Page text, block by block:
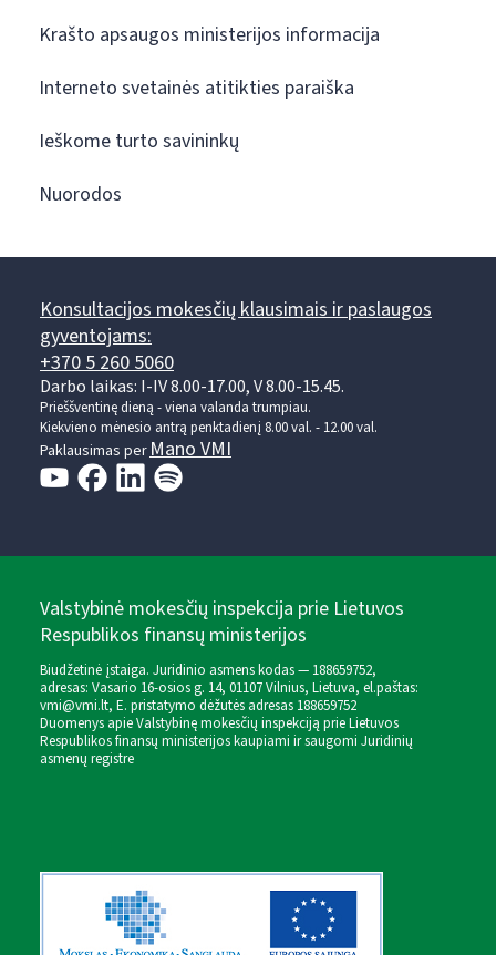
Krašto apsaugos ministerijos informacija
Interneto svetainės atitikties paraiška
Ieškome turto savininkų
Nuorodos
Konsultacijos mokesčių klausimais ir paslaugos
gyventojams:
+370 5 260 5060
Darbo laikas: I-IV 8.00-17.00, V 8.00-15.45.
Prieššventinę dieną - viena valanda trumpiau.
Kiekvieno mėnesio antrą penktadienį 8.00 val. - 12.00 val.
Paklausimas perMano VMI
Valstybinė mokesčių inspekcija prie Lietuvos
Respublikos finansų ministerijos
Biudžetinė įstaiga. Juridinio asmens kodas — 188659752,
adresas: Vasario 16-osios g. 14, 01107 Vilnius, Lietuva, el.paštas:
vmi@vmi.lt, E. pristatymo dėžutės adresas 188659752
Duomenys apie Valstybinę mokesčių inspekciją prie Lietuvos
Respublikos finansų ministerijos kaupiami ir saugomi Juridinių
asmenų registre